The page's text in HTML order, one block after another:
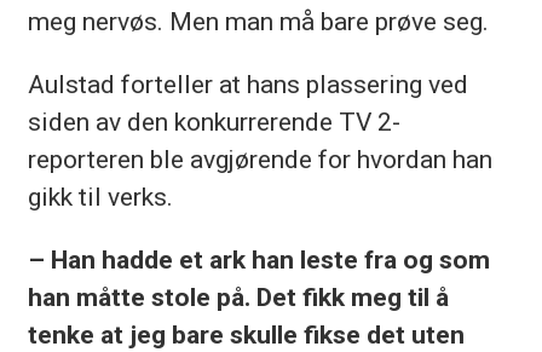
meg nervøs. Men man må bare prøve seg.
Aulstad forteller at hans plassering ved
siden av den konkurrerende TV 2-
reporteren ble avgjørende for hvordan han
gikk til verks.
– Han hadde et ark han leste fra og som
han måtte stole på. Det fikk meg til å
tenke at jeg bare skulle fikse det uten